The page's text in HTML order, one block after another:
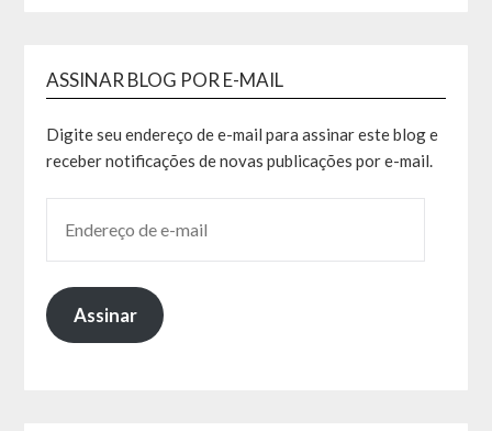
ASSINAR BLOG POR E-MAIL
Digite seu endereço de e-mail para assinar este blog e
receber notificações de novas publicações por e-mail.
Assinar